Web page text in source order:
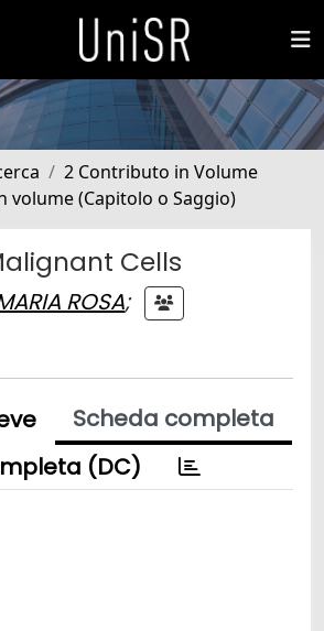
2 Contributo in Volume
volume (Capitolo o Saggio)
Cells
ROSA;
Scheda completa
(DC)